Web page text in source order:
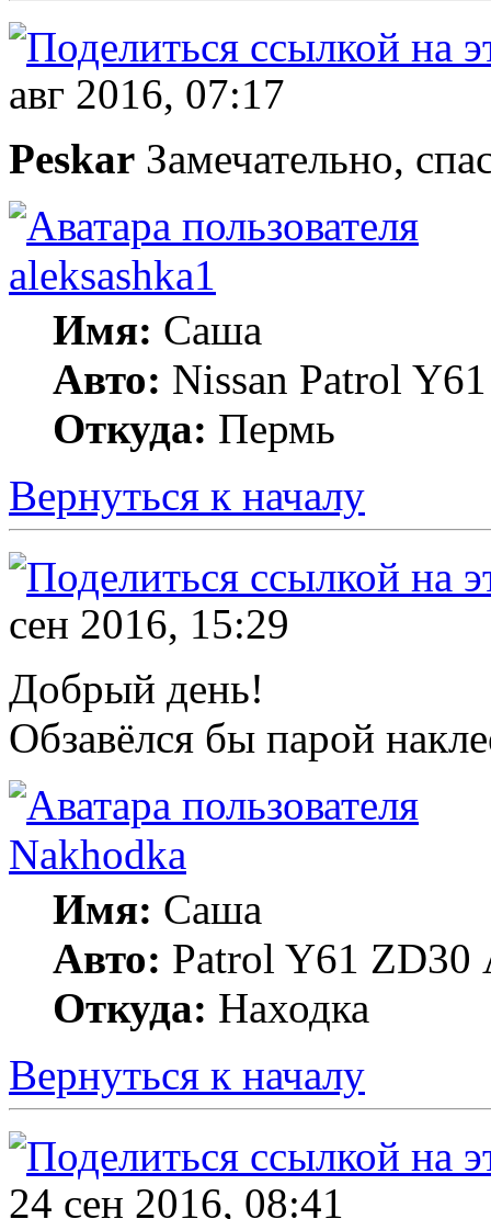
авг 2016, 07:17
Peskar Замечательно,
aleksashka1
Имя: Саша
Авто: Nissan Patrol
Откуда: Пермь
Вернуться к началу
сен 2016, 15:29
Добрый день!
Обзавёлся бы парой
Nakhodka
Имя: Саша
Авто: Patrol Y61
Откуда: Находка
Вернуться к началу
24 сен 2016, 08:41